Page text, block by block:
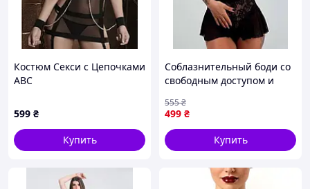
Костюм Секси с Цепочками
ABC
599 ₴
Купить
Соблазнительный боди со
свободным доступом и
Черный
499 ₴
555₴
Купить